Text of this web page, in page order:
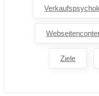
Ziele